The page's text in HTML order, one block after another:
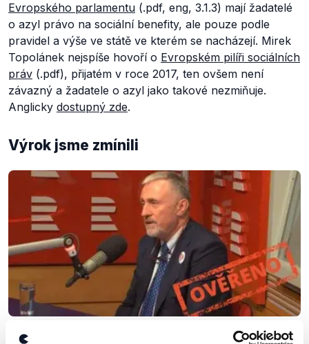
Evropského parlamentu (.pdf, eng, 3.1.3) mají žadatelé
o azyl právo na sociální benefity, ale pouze podle
pravidel a výše ve státě ve kterém se nacházejí. Mirek
Topolánek nejspíše hovoří o Evropském pilíři sociálních
práv (.pdf), přijatém v roce 2017, ten ovšem není
závazný a žadatele o azyl jako takové nezmiňuje.
Anglicky dostupný zde.
Výrok jsme zmínili
OVĚŘENO